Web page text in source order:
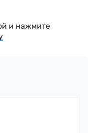
и нажмите